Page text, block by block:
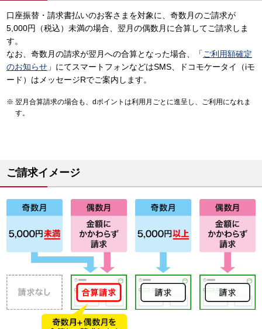
口座振替・請求書払いのお客さまを対象に、奇数月のご請求が
5,000円（税込）未満の場合、翌月の偶数月に合算してご請求しま
す。
なお、奇数月の請求が翌月への合算となった場合、「 ご利用額確定
のお知らせ 」にてスマートフォンなどはSMS、ドコモケータイ（iモ
ード）はメッセージRでご案内します。
翌月合算請求の場合も、dポイントは利用月ごとに進呈し、ご利用になれま
す。
ご請求イメージ